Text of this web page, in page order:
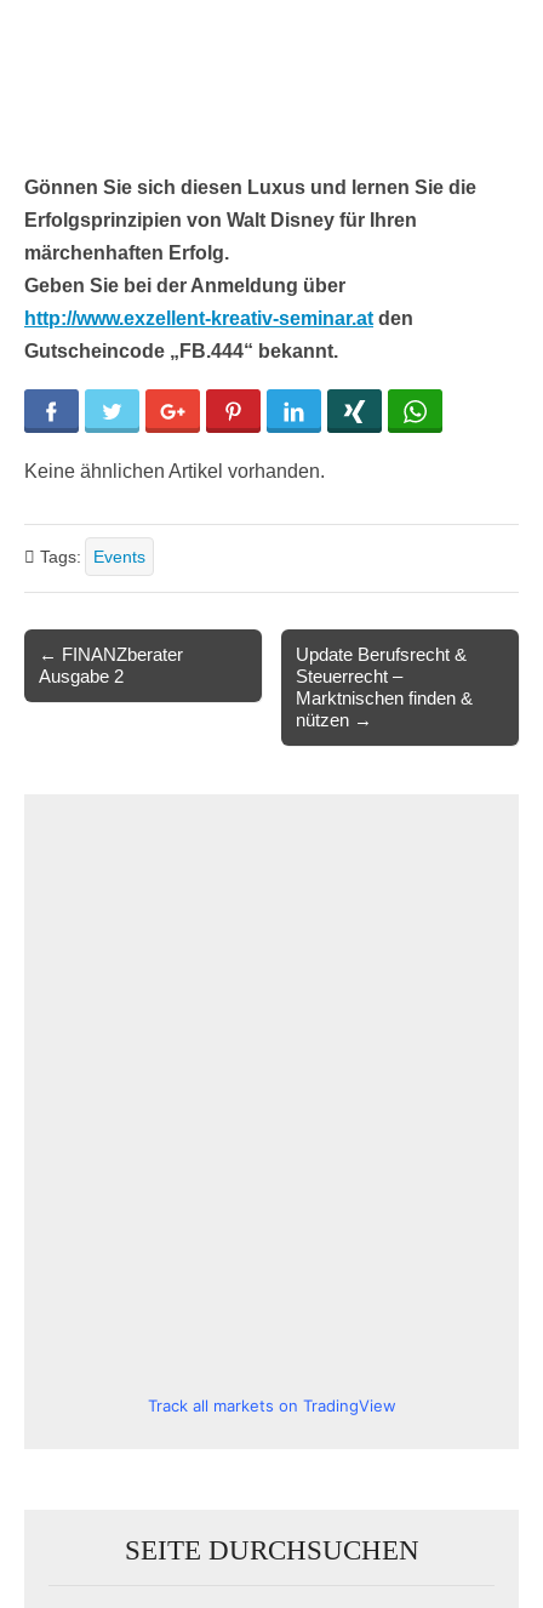
Gönnen Sie sich diesen Luxus und lernen Sie die
Erfolgsprinzipien von Walt Disney für Ihren
märchenhaften Erfolg.
Geben Sie bei der Anmeldung über
http://www.exzellent-kreativ-seminar.at den
Gutscheincode „FB.444“ bekannt.
Facebook Twitter Google+ Pinterest LinkedIn
Keine ähnlichen Artikel vorhanden.
Tags: Events
navigation
← FINANZberater
Ausgabe 2
Update Berufsrecht &
Steuerrecht –
Marktnischen finden &
nützen →
Track all markets on TradingView
SEITE DURCHSUCHEN